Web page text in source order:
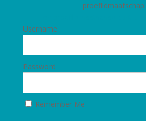
proeflidmaatschap:
Username
Password
Remember Me